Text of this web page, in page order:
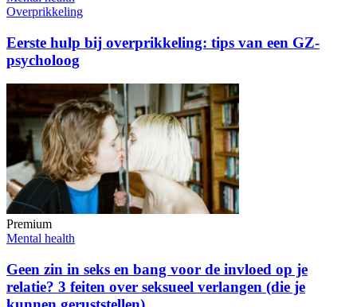
Overprikkeling
Eerste hulp bij overprikkeling: tips van een GZ-
psycholoog
Premium
Mental health
Geen zin in seks en bang voor de invloed op je
relatie? 3 feiten over seksueel verlangen (die je